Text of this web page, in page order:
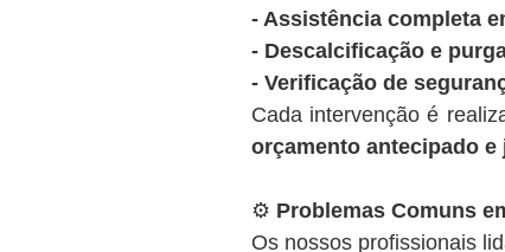
- Assistência completa
- Descalcificação e
- Verificação de
Cada intervenção é
orçamento antecipado e
⚙️ Problemas Comuns
Os nossos profissionais